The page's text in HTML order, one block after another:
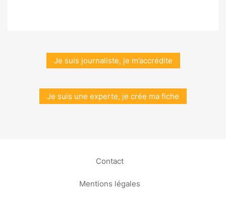
Je suis journaliste, je m’accrédite
Je suis une experte, je crée ma fiche
Contact
Mentions légales